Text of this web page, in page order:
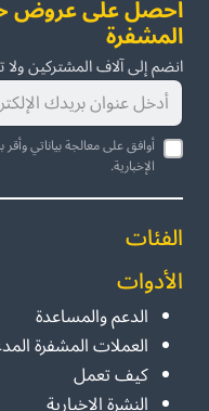
احصل على عروض
المشفرة
انضم إلى آلاف المشتركين
أوافق على معالجة بياناتي
الإخبارية.
الفئات
الأدوات
الدعم والمساعدة
العملات المشفرة
كيف تعمل